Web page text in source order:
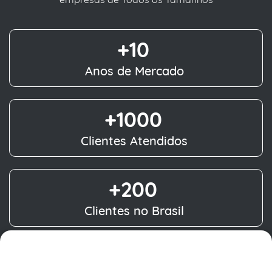
+10
​Anos de Mercado
+1000
​Clientes Atendidos
+200
Clientes no Brasil